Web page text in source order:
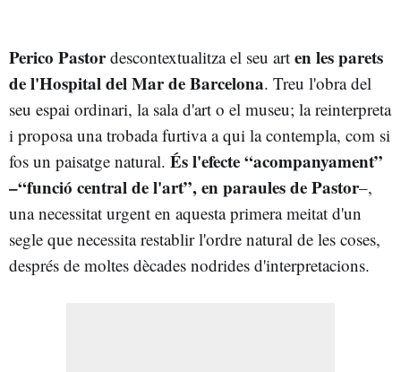
Perico Pastordescontextualitza el seu art en les parets
de l'Hospital del Mar de Barcelona. Treu l'obra del
seu espai ordinari, la sala d'art o el museu; la reinterpreta
i proposa una trobada furtiva a qui la contempla, com si
fos un paisatge natural. És l'efecte “acompanyament”
–“funció central de l'art”, en paraules de Pastor–,
una necessitat urgent en aquesta primera meitat d'un
segle que necessita restablir l'ordre natural de les coses,
després de moltes dècades nodrides d'interpretacions.